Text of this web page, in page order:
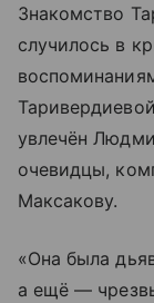
Знакомство
случилось в
увлечён
очевидцы,
Максакову.
«Она была
а ещё —